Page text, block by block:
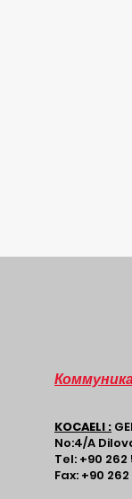
KOCAELI :
No:4/A
Tel: +90 262
Fax: +90 262